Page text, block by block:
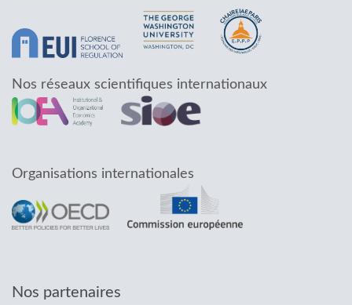
Nos réseaux scientifiques internationaux
Organisations internationales
Nos partenaires